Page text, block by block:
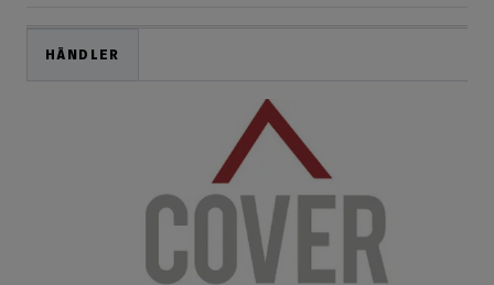
HÄNDLER